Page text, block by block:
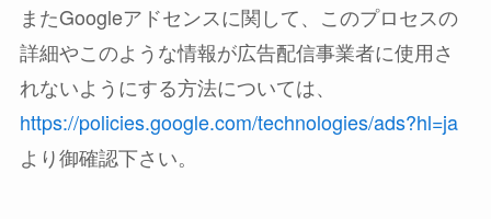
またGoogleアドセンスに関して、このプロセスの
詳細やこのような情報が広告配信事業者に使用さ
れないようにする方法については、
https://policies.google.com/technologies/ads?hl=ja
より御確認下さい。